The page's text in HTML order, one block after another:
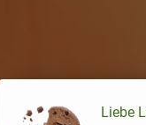
Liebe